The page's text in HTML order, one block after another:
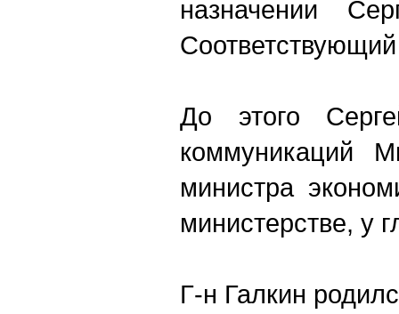
назначении
До этого
коммуникаций
министра
министерстве, у
Г-н Галкин